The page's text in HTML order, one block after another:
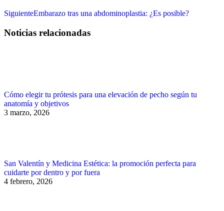
SiguientePublicación
Embarazo tras una abdominoplastia: ¿Es posible?
Noticias relacionadas
Cómo elegir tu prótesis para una elevación de pecho según tu
anatomía y objetivos
3 marzo, 2026
San Valentín y Medicina Estética: la promoción perfecta para
cuidarte por dentro y por fuera
4 febrero, 2026